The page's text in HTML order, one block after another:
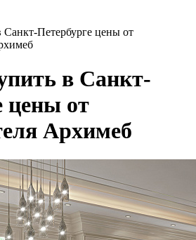
Санкт-Петербурге цены от
в Санкт-
цены от
Архимеб